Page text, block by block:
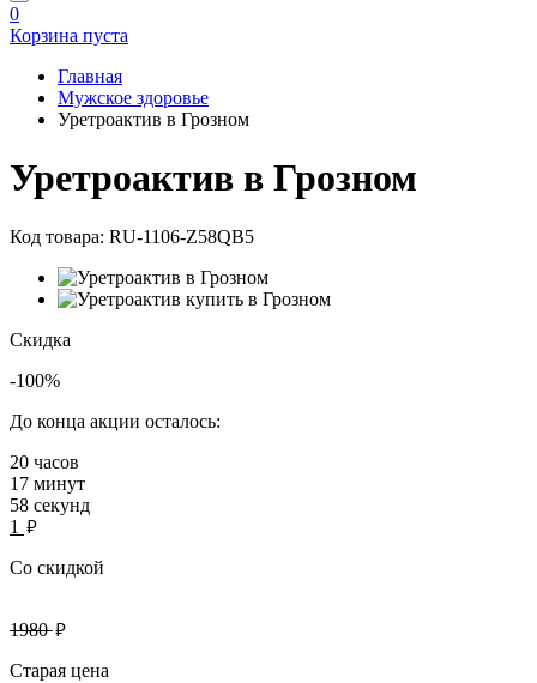
0
Корзина пуста
Главная
Мужское здоровье
Уретроактив в Грозном
Уретроактив в Грозном
Код товара: RU-1106-Z58QB5
Скидка
-100%
До конца акции осталось:
20 часов
17 минут
58 секунд
1 руб.
Со скидкой
1980руб.
Старая цена